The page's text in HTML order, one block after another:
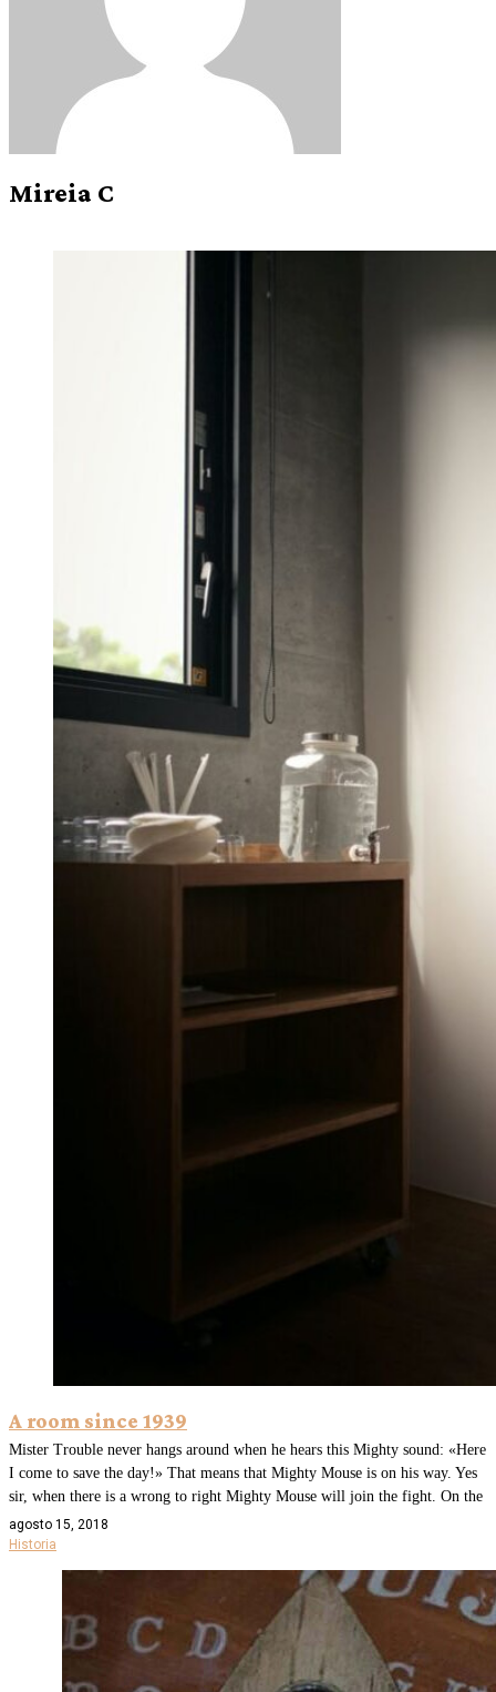
Mireia C
A room since 1939
Mister Trouble never hangs around when he hears this Mighty sound: «Here
I come to save the day!» That means that Mighty Mouse is on his way. Yes
sir, when there is a wrong to right Mighty Mouse will join the fight. On the
agosto 15, 2018
Historia